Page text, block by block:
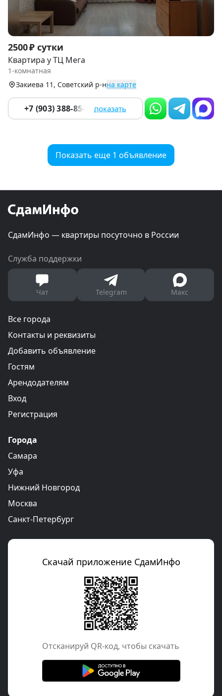
Item
1
of
2500 ₽ сутки
Квартира у ТЦ Мега
1-комнатная
Закиева 11, Советский р-нна карте
+7 (903) 388-85-42 показать
Показать еще 1 объявление
СдамИнфо — квартиры посуточно в России
Служба поддержки
Чат Telegram Макс
Все города
Контакты и реквизиты
Добавить объявление
Гостям
Арендодателям
Вход
Регистрация
Города
Самара
Уфа
Нижний Новгород
Москва
Санкт-Петербург
Скачай приложение СдамИнфо
Отcканируй QR-код, чтобы скачать